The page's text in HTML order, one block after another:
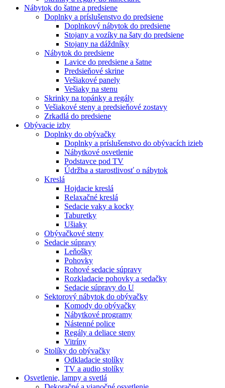
Nábytok do šatne a predsiene
Doplnky a príslušenstvo do predsiene
Doplnkový nábytok do predsiene
Stojany a vozíky na šaty do predsiene
Stojany na dáždníky
Nábytok do predsiene
Lavice do predsiene a šatne
Predsieňové skrine
Vešiakové panely
Vešiaky na stenu
Skrinky na topánky a regály
Vešiakové steny a predsieňové zostavy
Zrkadlá do predsiene
Obývacie izby
Doplnky do obývačky
Doplnky a príslušenstvo do obývacích izieb
Nábytkové osvetlenie
Podstavce pod TV
Údržba a starostlivosť o nábytok
Kreslá
Hojdacie kreslá
Relaxačné kreslá
Sedacie vaky a kocky
Taburetky
Ušiaky
Obývačkové steny
Sedacie súpravy
Leňošky
Pohovky
Rohové sedacie súpravy
Rozkladacie pohovky a sedačky
Sedacie súpravy do U
Sektorový nábytok do obývačky
Komody do obývačky
Nábytkové programy
Nástenné police
Regály a deliace steny
Vitríny
Stolíky do obývačky
Odkladacie stolíky
TV a audio stolíky
Osvetlenie, lampy a svetlá